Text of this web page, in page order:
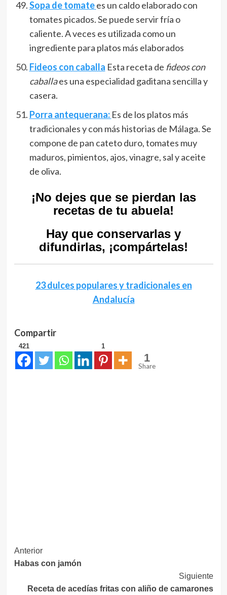
Sopa de tomate es un caldo elaborado con
tomates picados. Se puede servir fría o
caliente. A veces es utilizada como un
ingrediente para platos más elaborados
Fideos con caballa Esta receta de fideos con
caballaes una especialidad gaditana sencilla y
casera.
Porra antequerana: Es de los platos más
tradicionales y con más historias de Málaga. Se
compone de pan cateto duro, tomates muy
maduros, pimientos, ajos, vinagre, sal y aceite
de oliva.
¡No dejes que se pierdan las
recetas de tu abuela!
Hay que conservarlas y
difundirlas, ¡compártelas!
23 dulces populares y tradicionales en
Andalucía
Compartir
421 1
1
Share
Navegación
de
entradas
Anterior
Habas con jamón
Siguiente
Receta de acedías fritas con aliño de camarones